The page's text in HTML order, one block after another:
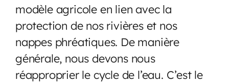
modèle agricole en lien avec la
protection de nos rivières et nos
nappes phréatiques. De manière
générale, nous devons nous
réapproprier le cycle de l’eau. C’est le